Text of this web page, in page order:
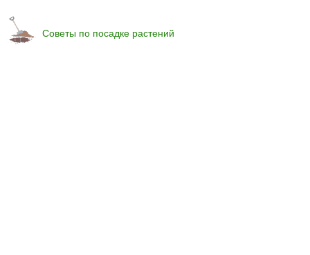
Советы по посадке растений